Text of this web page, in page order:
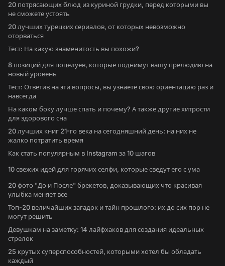
20 потрясающих блюд из куриной грудки, перед которыми вы
не сможете устоять
20 лучших турецких сериалов, от которых невозможно
оторваться
Тест: На какую знаменитость вы похожи?
8 позиций для поцелуев, которые поднимут вашу прелюдию на
новый уровень
Тест: Ответив на эти вопросы, вы узнаете свою ориентацию раз и
навсегда
На каком боку лучше спать и почему? А также другие хитрости
для здорового сна
20 лучших книг 21-го века на сегодняшний день: на них не
жалко потратить время
Как стать популярным в Instagram за 10 шагов
10 свежих идей для горячих селфи, которые сведут его с ума
20 фото "До и После" брекетов, доказывающих что красивая
улыбка меняет все
Топ-20 величайших загадок и тайн прошлого: их до сих пор не
могут решить
Девушкам на заметку: 14 лайфхаков для создания идеальных
стрелок
25 крутых суперспособностей, которыми хотел бы обладать
каждый